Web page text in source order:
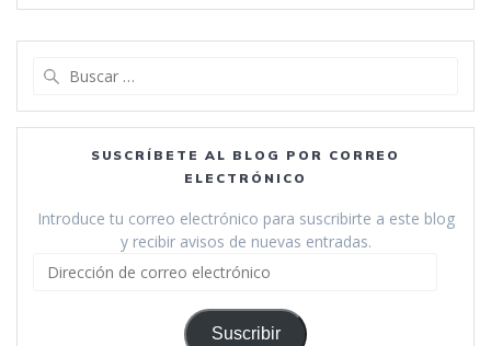
entradas
SUSCRÍBETE AL BLOG POR CORREO
ELECTRÓNICO
Introduce tu correo electrónico para suscribirte a este blog
y recibir avisos de nuevas entradas.
Dirección
de
correo
electrónico
Suscribir